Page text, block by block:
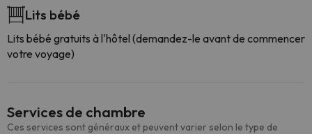
Lits bébé
Lits bébé gratuits à l'hôtel (demandez-le avant de commencer
votre voyage)
Services de chambre
Ces services sont généraux et peuvent varier selon le type de